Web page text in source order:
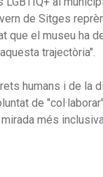
de Sitges
que el museu ha
trajectòria".
humans i de la
de
més